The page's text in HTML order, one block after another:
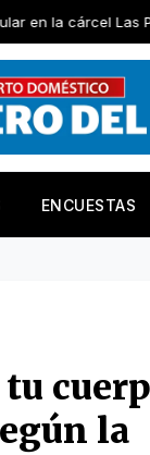
Parras
ENCUESTAS
tu
la